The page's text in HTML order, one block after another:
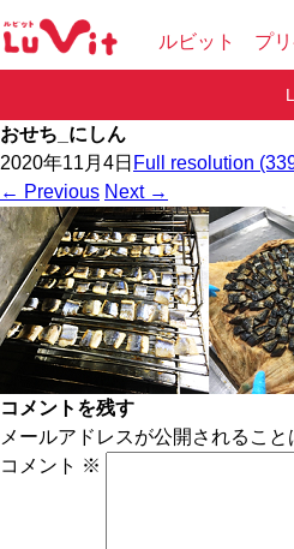
ルビット プリ
おせち_にしん
2020年11月4日 Full resolution
← Previous Next →
コメントを残す
メールアドレスが公開されること
コメント ※